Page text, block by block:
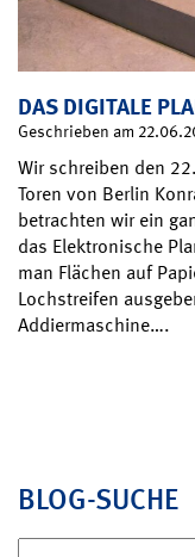
DAS DIGITALE
Geschrieben am
Wir schreiben den
Toren von Berlin
betrachten wir ein
das Elektronische
man Flächen auf
Lochstreifen
Addiermaschine….
BLOG-SUCHE